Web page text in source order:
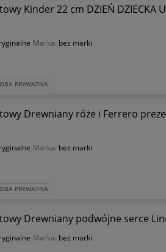
Kinder 22 cm DZIEŃ DZIECKA
Marka: bez marki
PRYWATNA
Drewniany róże i Ferrero
Marka: bez marki
PRYWATNA
Drewniany podwójne serce
Marka: bez marki